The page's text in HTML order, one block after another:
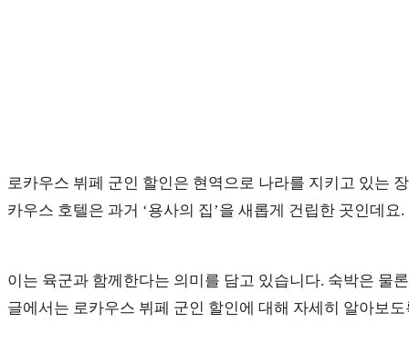
로카우스 뷔페 군인 할인은 현역으로 나라를 지키고 있는
카우스 호텔은 과거 ‘용사의 집’을 새롭게 건립한 곳인데요.
이는 육군과 함께한다는 의미를 담고 있습니다. 숙박은 물
글에서는 로카우스 뷔페 군인 할인에 대해 자세히 알아보